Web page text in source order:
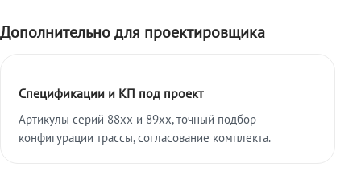
Дополнительно для проектировщика
Спецификации и КП под проект
Артикулы серий 88xx и 89xx, точный подбор
конфигурации трассы, согласование комплекта.